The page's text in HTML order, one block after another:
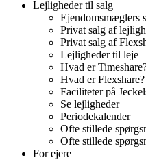
Lejligheder til salg
Ejendomsmæglers
Privat salg af
Privat salg af
Lejligheder til leje
Hvad er
Hvad er Flexshare?
Faciliteter på
Se lejligheder
Periodekalender
Ofte stillede
Ofte stillede
For ejere